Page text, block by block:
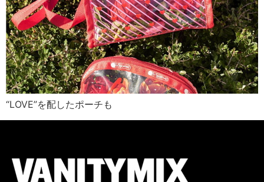
“LOVE”を配したポーチも